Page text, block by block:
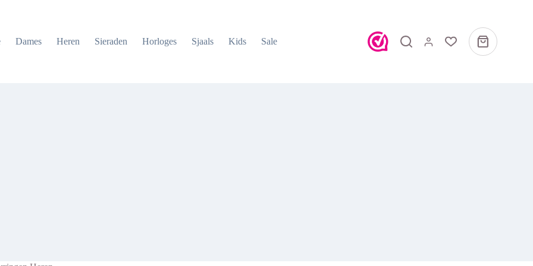
Dames Heren Sieraden Horloges Sjaals Kids Sale Winkelwagen